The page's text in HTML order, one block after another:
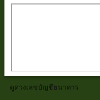
ดูดวงเลขบัญชีธนาคาร